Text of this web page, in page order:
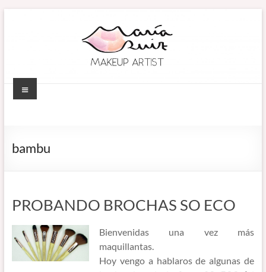
EN CÓRDOBA
(España).
automaquillaje.
Bellypainting.
Menú
bambu
PROBANDO BROCHAS SO ECO
Bienvenidas una vez más
maquillantas.
Hoy vengo a hablaros de algunas de